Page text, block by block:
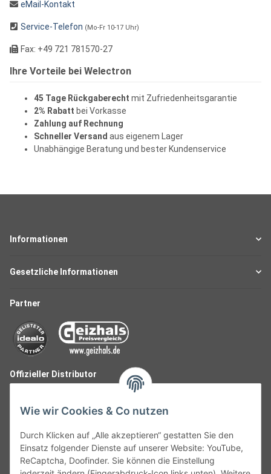
eMail-Kontakt
Service-Telefon (Mo-Fr 10-17 Uhr)
Fax: +49 721 781570-27
Ihre Vorteile bei Welectron
45 Tage Rückgaberecht mit Zufriedenheitsgarantie
2% Rabatt bei Vorkasse
Zahlung auf Rechnung
Schneller Versand aus eigenem Lager
Unabhängige Beratung und bester Kundenservice
Informationen
Gesetzliche Informationen
Partner
Offizieller Distributor
Wie wir Cookies & Co nutzen
Durch Klicken auf „Alle akzeptieren“ gestatten Sie den
Einsatz folgender Dienste auf unserer Website: YouTube,
ReCaptcha, Doofinder. Sie können die Einstellung